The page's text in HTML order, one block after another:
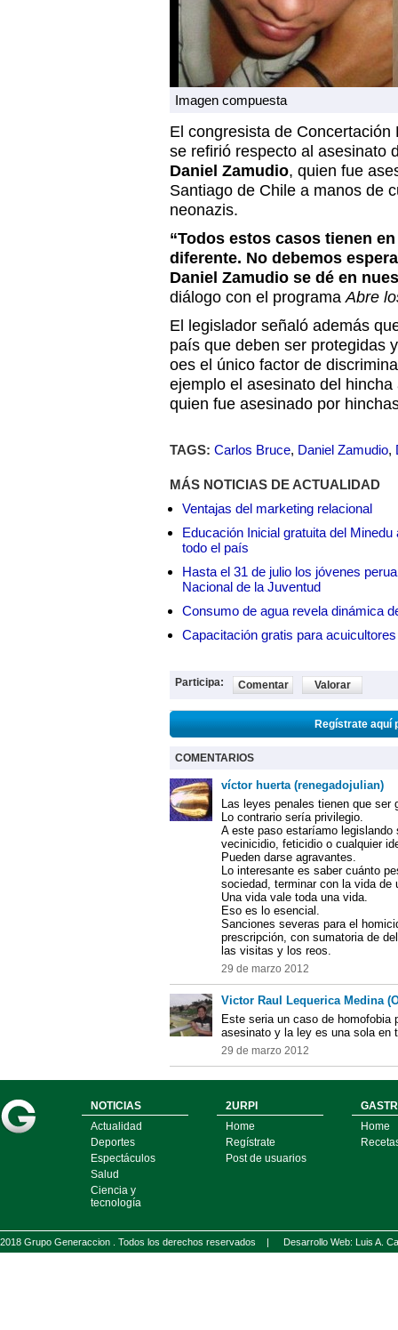
Imagen compuesta
El congresista de
se refirió respecto al asesinato
Daniel Zamudio, quien fue
Santiago de Chile a manos de
neonazis.
“Todos estos casos tienen
diferente. No debemos
Daniel Zamudio se dé en
diálogo con el programaAbre
El legislador señaló además
país que deben ser protegidas
oes el único factor de
ejemplo el asesinato del
quien fue asesinado por
TAGS: Carlos Bruce, Daniel Zamudio,
MÁS NOTICIAS DE ACTUALIDAD
Ventajas del marketing relacional
Educación Inicial gratuita del
todo el país
Hasta el 31 de julio los jóvenes
Nacional de la Juventud
Consumo de agua revela dinámica
Capacitación gratis para
Participa: Comentar Valorar
Regístrate aquí
COMENTARIOS
víctor huerta (renegadojulian)
Las leyes penales tienen que ser
Lo contrario sería privilegio.
A este paso estaríamo
vecinicidio, feticidio o cualquier
Pueden darse agravantes.
Lo interesante es saber cuánto
sociedad, terminar con la vida de
Una vida vale toda una vida.
Eso es lo esencial.
Sanciones severas para el
prescripción, con sumatoria de
las visitas y los reos.
29 de marzo 2012
Victor Raul Lequerica Medina
Este seria un caso de
asesinato y la ley es una sola en
29 de marzo 2012
NOTICIAS
Actualidad
Deportes
Espectáculos
Salud
Ciencia y
tecnología
2URPI
Home
Regístrate
Post de usuarios
Home
2018 Grupo Generaccion . Todos los derechos reservados | Desarrollo Web: Luis